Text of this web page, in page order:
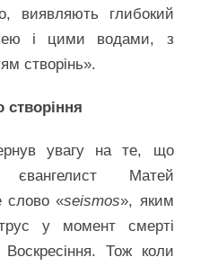
виявляють глибокий
і цими водами, з
створінь».
створіння
увагу на те, що
Матей
слово «seismos», яким
у момент смерті
Тож коли